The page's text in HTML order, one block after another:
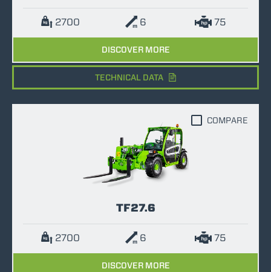
2700 6 75
DISCOVER MORE
TECHNICAL DATA
TF27.6
2700 6 75
DISCOVER MORE
COMPARE